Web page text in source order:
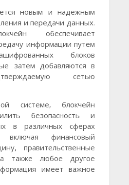
новым и надежным
и передачи данных.
обеспечивает
информации путем
блоков
затем добавляются в
сетью
системе, блокчейн
безопасность и
в различных сферах
включая финансовый
правительственные
а также любое другое
имеет важное